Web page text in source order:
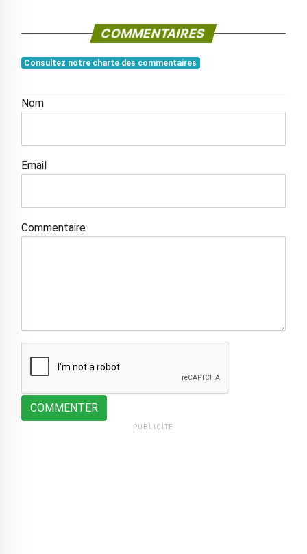
COMMENTAIRES
Consultez notre charte des commentaires
Nom
Email
Commentaire
COMMENTER
PUBLICITÉ